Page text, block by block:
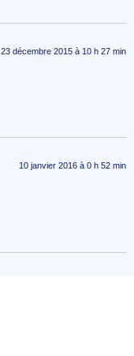
23 décembre 2015 à 10 h 27 min
10 janvier 2016 à 0 h 52 min